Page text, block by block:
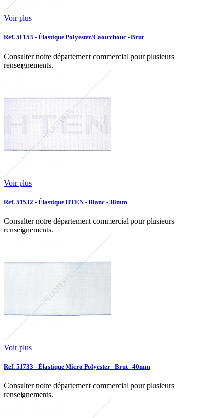
Voir plus
Ref. 50153 - Élastique Polyester/Caoutchouc - Brut
Consulter notre département commercial pour plusieurs
renseignements.
Voir plus
Ref. 51532 - Élastique HTEN - Blanc - 38mm
Consulter notre département commercial pour plusieurs
renseignements.
Voir plus
Ref. 51733 - Élastique Micro Polyester - Brut - 40mm
Consulter notre département commercial pour plusieurs
renseignements.